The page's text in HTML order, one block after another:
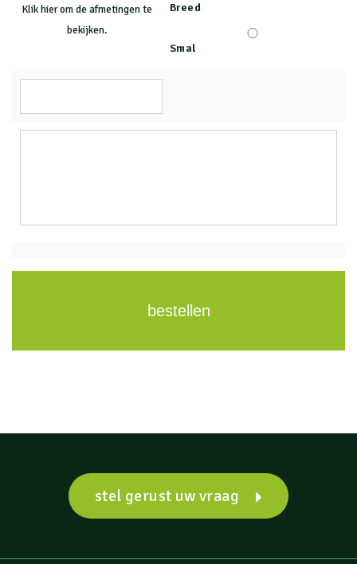
Klik hier om de afmetingen te
bekijken.
Breed
Smal
bestellen
stel gerust uw vraag